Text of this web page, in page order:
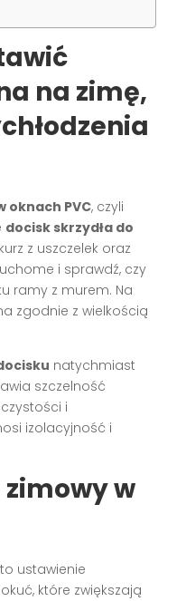
na zimę,
oknach PVC, czyli
docisk skrzydła do
z uszczelek oraz
i sprawdź, czy
ramy z murem. Na
zgodnie z wielkością
natychmiast
szczelność
i
izolacyjność i
w
to ustawienie
które zwiększają